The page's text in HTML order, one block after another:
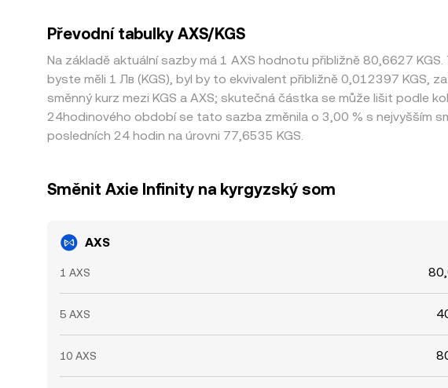
Převodní tabulky AXS/KGS
Na základě aktuální sazby má 1 AXS hodnotu přibližně 80,6627
byste měli 1 Лв (KGS), byl by to ekvivalent přibližně 0,012397 KGS,
směnný kurz mezi KGS a AXS; skutečná částka se může lišit podle
24hodinového období se tato sazba změnila o 3,00 % s nejvyšším
posledních 24 hodin na úrovni 77,6535 KGS.
Směnit Axie Infinity na kyrgyzský som
AXS
1 AXS
5 AXS
10 AXS